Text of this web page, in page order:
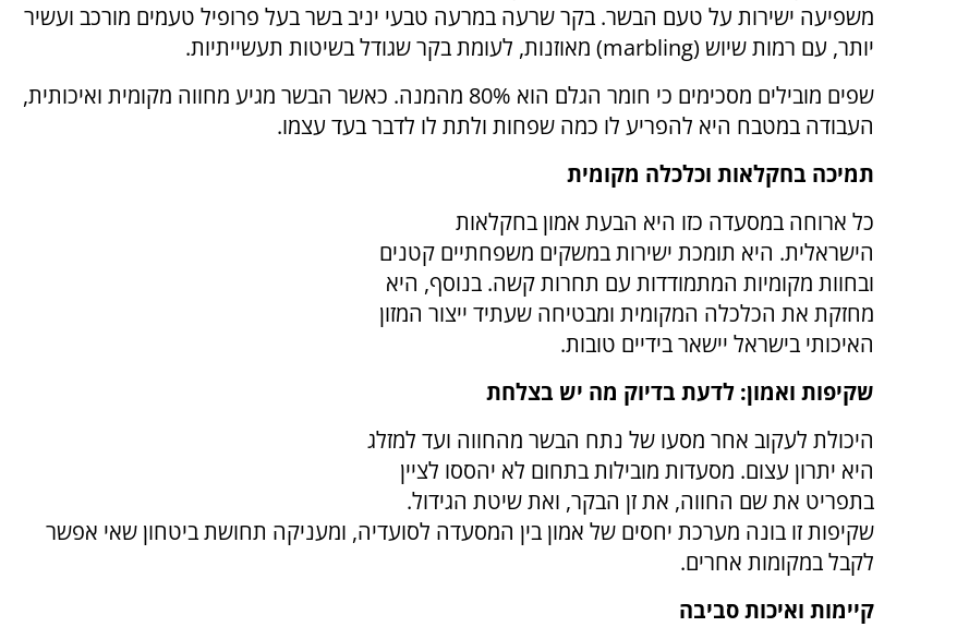
משפיעה ישירות על טעם הבשר. בקר שרעה במרעה טבעי יניב בשר בעל פרופיל טעמים מורכב ועשיר
יותר, עם רמות שיוש (marbling) מאוזנות, לעומת בקר שגודל בשיטות תעשייתיות.
שפים מובילים מסכימים כי חומר הגלם הוא 80% מהמנה. כאשר הבשר מגיע מחווה מקומית ואיכותית,
העבודה במטבח היא להפריע לו כמה שפחות ולתת לו לדבר בעד עצמו.
תמיכה בחקלאות וכלכלה מקומית
כל ארוחה במסעדה כזו היא הבעת אמון בחקלאות
הישראלית. היא תומכת ישירות במשקים משפחתיים קטנים
ובחוות מקומיות המתמודדות עם תחרות קשה. בנוסף, היא
מחזקת את הכלכלה המקומית ומבטיחה שעתיד ייצור המזון
האיכותי בישראל יישאר בידיים טובות.
שקיפות ואמון: לדעת בדיוק מה יש בצלחת
היכולת לעקוב אחר מסעו של נתח הבשר מהחווה ועד למזלג
היא יתרון עצום. מסעדות מובילות בתחום לא יהססו לציין
בתפריט את שם החווה, את זן הבקר, ואת שיטת הגידול.
שקיפות זו בונה מערכת יחסים של אמון בין המסעדה לסועדיה, ומעניקה תחושת ביטחון שאי אפשר
לקבל במקומות אחרים.
קיימות ואיכות סביבה